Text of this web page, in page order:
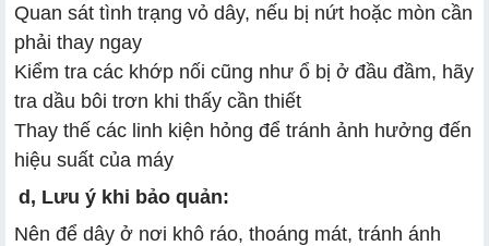
Quan sát tình trạng vỏ dây, nếu bị nứt hoặc mòn cần
phải thay ngay
Kiểm tra các khớp nối cũng như ổ bị ở đầu đầm, hãy
tra dầu bôi trơn khi thấy cần thiết
Thay thế các linh kiện hỏng để tránh ảnh hưởng đến
hiệu suất của máy
d, Lưu ý khi bảo quản:
Nên để dây ở nơi khô ráo, thoáng mát, tránh ánh